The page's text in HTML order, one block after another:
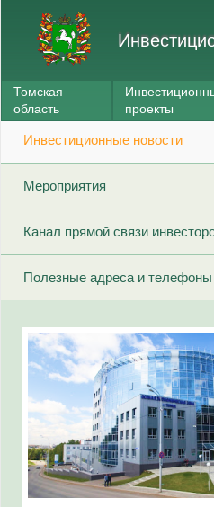
Томская
область
проекты
Инвестиционные новости
Мероприятия
Канал прямой связи
Полезные адреса и телефоны